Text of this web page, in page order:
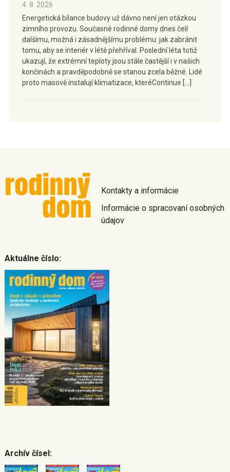
4. 8. 2026
Energetická bilance budovy už dávno není jen otázkou
zimního provozu. Současné rodinné domy dnes čelí
dalšímu, možná i zásadnějšímu problému: jak zabránit
tomu, aby se interiér v létě přehříval. Poslední léta totiž
ukazují, že extrémní teploty jsou stále častější i v našich
končinách a pravděpodobně se stanou zcela běžné. Lidé
proto masově instalují klimatizace, kteréContinue […]
Kontakty a informácie
Informácie o spracovaní osobných
údajov
Aktuálne číslo:
Archív čísel: